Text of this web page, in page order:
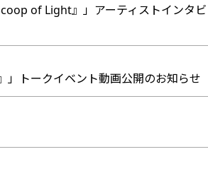
of Light』」アーティストインタ
」トークイベント動画公開のお知らせ